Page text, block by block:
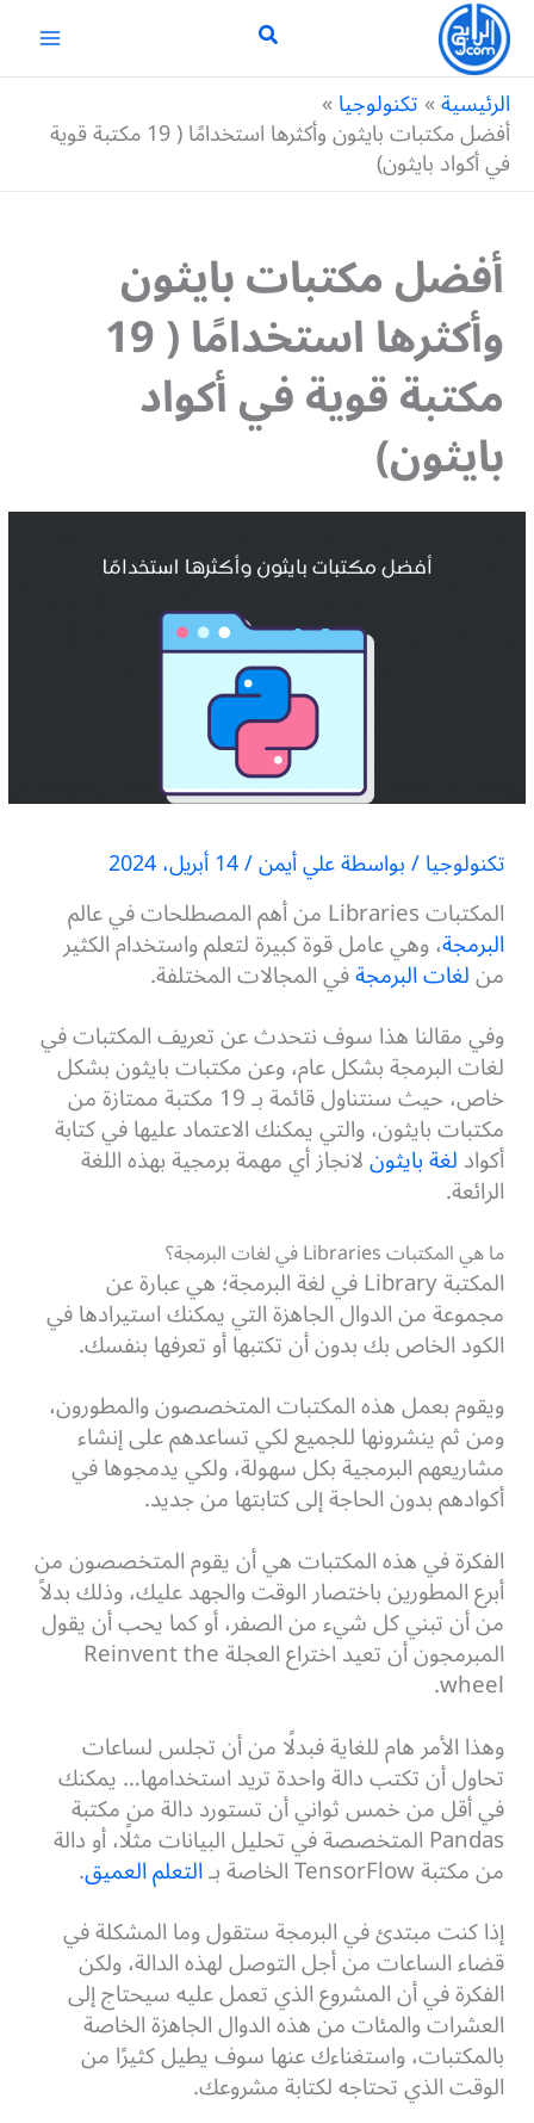
تخطي
المحتوى
الرئيسية تكنولوجيا
أفضل مكتبات بايثون وأكثرها استخدامًا ( 19 مكتبة قوية
في أكواد بايثون)
أفضل مكتبات بايثون
وأكثرها استخدامًا ( 19
مكتبة قوية في أكواد
بايثون)
تكنولوجيا/ بواسطةعلي أيمن/14 أبريل، 2024
المكتبات Libraries من أهم المصطلحات في عالم
البرمجة، وهي عامل قوة كبيرة لتعلم واستخدام الكثير
منلغات البرمجةفي المجالات المختلفة.
وفي مقالنا هذا سوف نتحدث عن تعريف المكتبات في
لغات البرمجة بشكل عام، وعن مكتبات بايثون بشكل
خاص، حيث سنتناول قائمة بـ 19 مكتبة ممتازة من
مكتبات بايثون، والتي يمكنك الاعتماد عليها في كتابة
أكوادلغة بايثونلانجاز أي مهمة برمجية بهذه اللغة
الرائعة.
ما هي المكتبات Libraries في لغات البرمجة؟
المكتبة Library في لغة البرمجة؛ هي عبارة عن
مجموعة من الدوال الجاهزة التي يمكنك استيرادها في
الكود الخاص بك بدون أن تكتبها أو تعرفها بنفسك.
ويقوم بعمل هذه المكتبات المتخصصون والمطورون،
ومن ثم ينشرونها للجميع لكي تساعدهم على إنشاء
مشاريعهم البرمجية بكل سهولة، ولكي يدمجوها في
أكوادهم بدون الحاجة إلى كتابتها من جديد.
الفكرة في هذه المكتبات هي أن يقوم المتخصصون من
أبرع المطورين باختصار الوقت والجهد عليك، وذلك بدلاً
من أن تبني كل شيء من الصفر، أو كما يحب أن يقول
المبرمجون أن تعيد اختراع العجلة Reinvent the
wheel.
وهذا الأمر هام للغاية فبدلًا من أن تجلس لساعات
تحاول أن تكتب دالة واحدة تريد استخدامها… يمكنك
في أقل من خمس ثواني أن تستورد دالة من مكتبة
Pandas المتخصصة في تحليل البيانات مثلًا، أو دالة
من مكتبة TensorFlow الخاصة بـ التعلم العميق.
إذا كنت مبتدئ في البرمجة ستقول وما المشكلة في
قضاء الساعات من أجل التوصل لهذه الدالة، ولكن
الفكرة في أن المشروع الذي تعمل عليه سيحتاج إلى
العشرات والمئات من هذه الدوال الجاهزة الخاصة
بالمكتبات، واستغناءك عنها سوف يطيل كثيرًا من
الوقت الذي تحتاجه لكتابة مشروعك.